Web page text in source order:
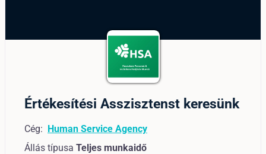
Értékesítési Asszisztenst keresünk
Cég: Human Service Agency
Állás típusa Teljes munkaidő